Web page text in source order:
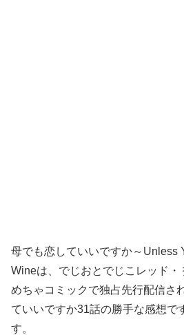
母でも恋していいですか～Unless
Wineは、 でじおとでじこレッド・
めちゃコミックで独占先行配信さ
ていいですか31話の勝手な感想で
す。